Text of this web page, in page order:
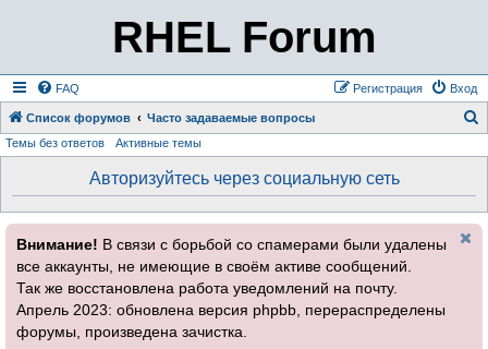
RHEL Forum
FAQ Вход
Регистрация
Список форумов Часто задаваемые вопросы
Темы без ответов Активные темы
Авторизуйтесь через социальную сеть
Внимание! В связи с борьбой со спамерами были удалены
все аккаунты, не имеющие в своём активе сообщений.
Так же восстановлена работа уведомлений на почту.
Апрель 2023: обновлена версия phpbb, перераспределены
форумы, произведена зачистка.